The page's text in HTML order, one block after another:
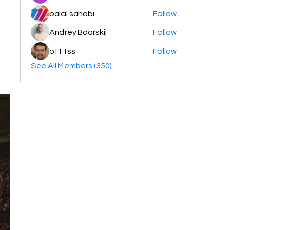
balal sahabi Follow
Andrey Boarskij Follow
ot11ss
Follow
See All Members (350)